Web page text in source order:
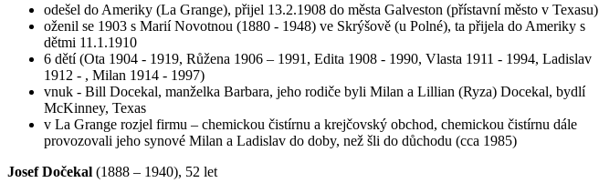
odešel do Ameriky (La Grange), přijel 13.2.1908 do města Galveston (přístavní město v Texasu)
oženil se 1903 s Marií Novotnou (1880 - 1948) ve Skrýšově (u Polné), ta přijela do Ameriky s
dětmi 11.1.1910
6 dětí (Ota 1904 - 1919, Růžena 1906 – 1991, Edita 1908 - 1990, Vlasta 1911 - 1994, Ladislav
1912 - , Milan 1914 - 1997)
vnuk - Bill Docekal, manželka Barbara, jeho rodiče byli Milan a Lillian (Ryza) Docekal, bydlí
McKinney, Texas
v La Grange rozjel firmu – chemickou čistírnu a krejčovský obchod, chemickou čistírnu dále
provozovali jeho synové Milan a Ladislav do doby, než šli do důchodu (cca 1985)
Josef Dočekal (1888 – 1940), 52 let